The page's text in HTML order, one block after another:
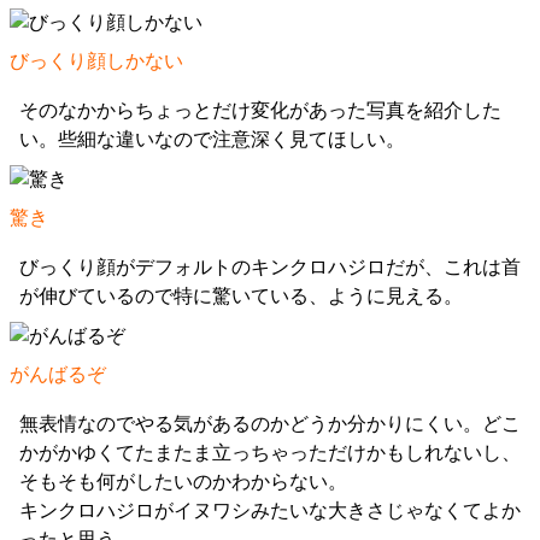
びっくり顔しかない
そのなかからちょっとだけ変化があった写真を紹介した
い。些細な違いなので注意深く見てほしい。
驚き
びっくり顔がデフォルトのキンクロハジロだが、これは首
が伸びているので特に驚いている、ように見える。
がんばるぞ
無表情なのでやる気があるのかどうか分かりにくい。どこ
かがかゆくてたまたま立っちゃっただけかもしれないし、
そもそも何がしたいのかわからない。
キンクロハジロがイヌワシみたいな大きさじゃなくてよか